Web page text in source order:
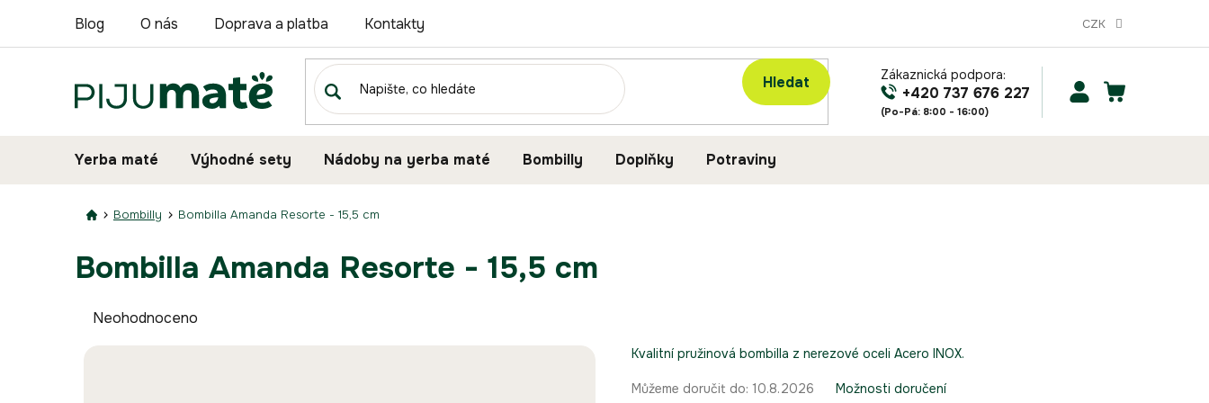
Blog O nás Doprava a platba Kontakty CZK
Hledat
NÁKUPNÍ
Zákaznická podpora:
+420 737 676 227
Yerba maté Výhodné sety Nádoby na yerba maté Bombilly Doplňky Potraviny
Bombilly Bombilla Amanda Resorte - 15,5 cm
Bombilla Amanda Resorte - 15,5 cm
hodnocení
Neohodnoceno
Můžeme doručit do: 10.8.2026 Možnosti doručení
Kvalitní pružinová bombilla z nerezové oceli Acero INOX.